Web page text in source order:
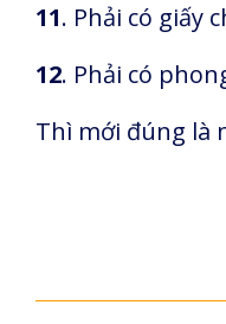
11. Phải có giấy
12. Phải có
Thì mới đúng là